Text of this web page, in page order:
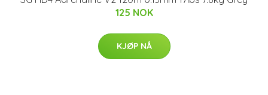
125 NOK
KJØP NÅ